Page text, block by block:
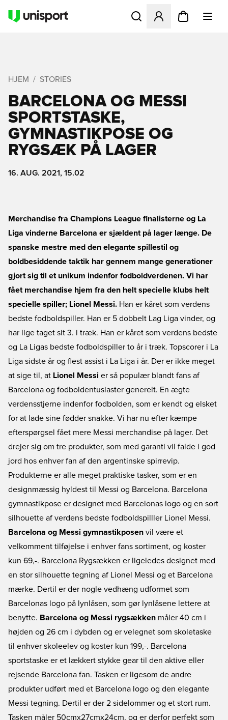
Åbner en Modal til at
HJEM STORIES
BARCELONA OG MESSI
SPORTSTASKE,
GYMNASTIKPOSE OG
RYGSÆK PÅ LAGER
16. AUG. 2021, 15.02
Merchandise fra Champions League finalisterne og La
Liga vinderne Barcelona er sjældent på lager længe. De
spanske mestre med den elegante spillestil og
boldbesiddende taktik har gennem mange generationer
gjort sig til et unikum indenfor fodboldverdenen. Vi har
fået merchandise hjem fra den helt specielle klubs helt
specielle spiller; Lionel Messi. Han er kåret som verdens
bedste fodboldspiller. Han er 5 dobbelt Lag Liga vinder, og
har lige taget sit 3. i træk. Han er kåret som verdens bedste
og La Ligas bedste fodboldspiller to år i træk. Topscorer i La
Liga sidste år og flest assist i La Liga i år. Der er ikke meget
at sige til, at Lionel Messi er så populær blandt fans af
Barcelona og fodboldentusiaster generelt. En ægte
verdensstjerne indenfor fodbolden, som er kendt og elsket
for at lade sine fødder snakke. Vi har nu efter kæmpe
efterspørgsel fået mere Messi merchandise på lager. Det
drejer sig om tre produkter, som med garanti vil falde i god
jord hos enhver fan af den argentinske spirrevip.
Produkterne er alle meget praktiske tasker, som er en
designmæssig hyldest til Messi og Barcelona. Barcelona
gymnastikpose er designet med Barcelonas logo og en sort
silhouette af verdens bedste fodboldspilller Lionel Messi.
Barcelona og Messi gymnastikposen vil være et
velkomment tilføjelse i enhver fans sortiment, og koster
kun 69,-. Barcelona Rygsækken er ligeledes designet med
en stor silhouette tegning af Lionel Messi og et Barcelona
mærke. Dertil er der nogle vedhæng udformet som
Barcelonas logo på lynlåsen, som gør lynlåsene lettere at
benytte. Barcelona og Messi rygsækken måler 40 cm i
højden og 26 cm i dybden og er velegnet som skoletaske
til enhver skoleelev og koster kun 199,-. Barcelona
sportstaske er et lækkert stykke gear til den aktive eller
rejsende Barcelona fan. Tasken er ligesom de andre
produkter udført med et Barcelona logo og den elegante
Messi tegning. Dertil er der 2 sidelommer og et stort rum.
Tasken måler 50cmx27cmx24cm, og er derfor perfekt som